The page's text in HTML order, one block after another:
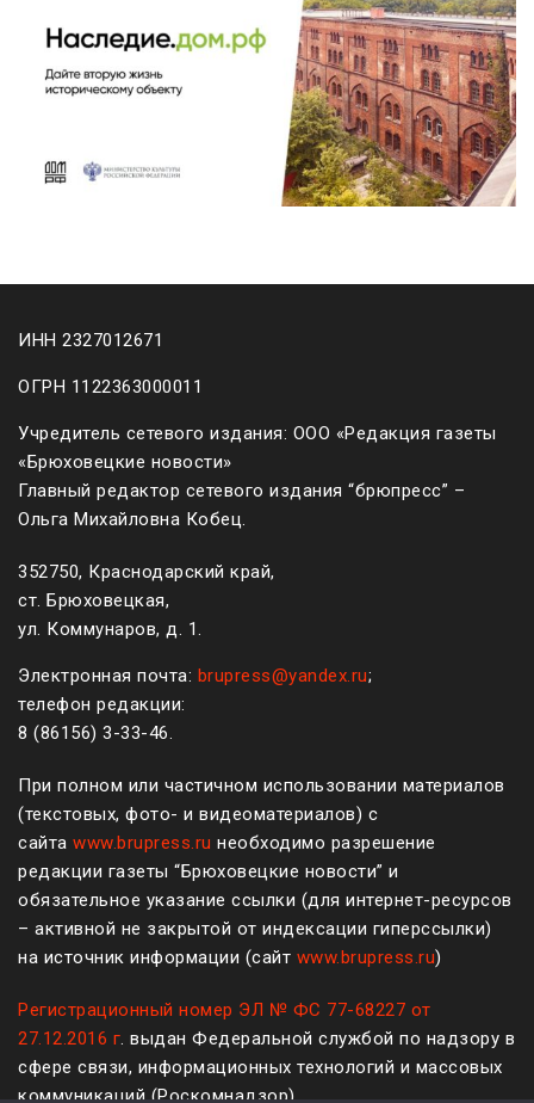
ИНН 2327012671
ОГРН 1122363000011
Учредитель сетевого издания: ООО «Редакция газеты
«Брюховецкие новости»
Главный редактор сетевого издания “брюпресс” –
Ольга Михайловна Кобец.
352750, Краснодарский край,
ст. Брюховецкая,
ул. Коммунаров, д. 1.
Электронная почта: brupress@yandex.ru;
телефон редакции:
8 (861 56) 3-33-46.
При полном или частичном использовании материалов
(текстовых, фото- и видеоматериалов) с
сайта www.brupress.ru необходимо разрешение
редакции газеты “Брюховецкие новости” и
обязательное указание ссылки (для интернет-ресурсов
– активной не закрытой от индексации гиперссылки)
на источник информации (сайт www.brupress.ru)
Регистрационный номер ЭЛ № ФС 77-68227 от
27.12.2016 г. выдан Федеральной службой по надзору в
сфере связи, информационных технологий и массовых
коммуникаций (Роскомнадзор)